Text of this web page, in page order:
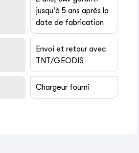
jusqu’à 5 ans après la
date de fabrication
Envoi et retour avec
TNT/GEODIS
Chargeur fourni